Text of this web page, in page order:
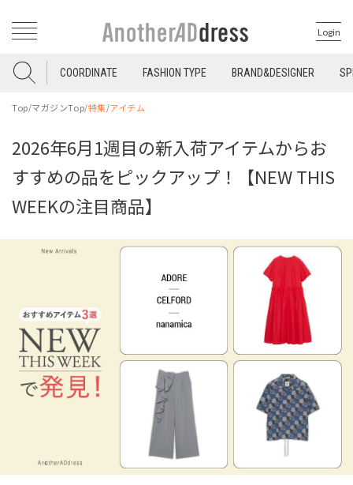
Login
COORDINATE FASHION TYPE BRAND&DESIGNER
Top/マガジンTop/特集/アイテム
2026年6月1週目の新入荷アイテムからお
すすめの品をピックアップ！【NEW THIS
WEEKの注目商品】